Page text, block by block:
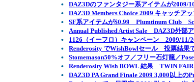
DAZ3Dのファンタジー系アイテムが2009/
DAZ3D Members Choice 2009 キャッチア
SF系アイテムが$0.99 Plumtinum Club
Annual Published Artist Sale DAZ3D外部
1126（イーフロ）キャンペーン 2009/11/
Renderosity でWishBowlセール 投票結果
Stomemason50%オフ／フリー石灯籠／
Renderosity Wish BOWL 結果 TWIN
DAZ3D PA Grand Finale 2009 3,000以上の